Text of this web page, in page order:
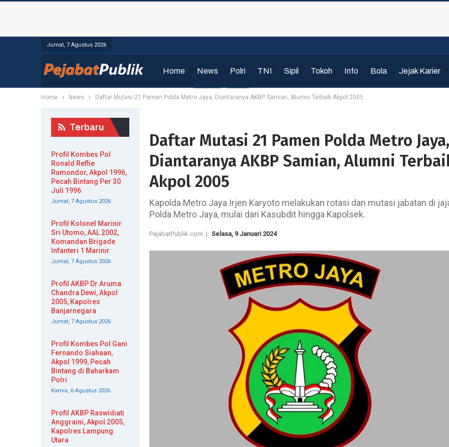
Jumat, 7 Agustus 2026
Home News Polri TNI Sipil Tokoh Info Bola Jejak Karier
Home News Daftar Mutasi 21 Pamen Polda Metro Jaya, Diantaranya AKBP Samian, Alumni Terbaik Akpol 2005
Daftar Mutasi 21 Pamen Polda Metro Jaya,
Diantaranya AKBP Samian, Alumni
Akpol 2005
Kapolda Metro Jaya Irjen Karyoto melakukan rotasi dan mutasi jabatan di
Polda Metro Jaya, mulai dari Kasubdit hingga Kapolsek.
PejabatPublik.com | Selasa, 9 Januari 2024
Terbaru
Profil Kombes Pol
Ronald Reflie
Rumondor, Akpol 1996,
Pecah Bintang Per 30
Juli 1996
Jumat, 7 Agustus 2026
Profil Kolonel Marinir
Sri Utomo, AAL 2002,
Komandan Brigade
Infanteri 1 Marinir
Jumat, 7 Agustus 2026
Profil AKBP Dr Aruma
Chandra Dewi, Akpol
2005, Kapolres
Banjarnegara
Jumat, 7 Agustus 2026
Profil Kombes Pol Gani
Fernando Siahaan,
Akpol 1999, Pecah
Bintang di Baharkam
Polri
Kamis, 6 Agustus 2026
Profil AKBP Raswidiati
Anggraini, Akpol 2005,
Kapolres Lampung
Utara